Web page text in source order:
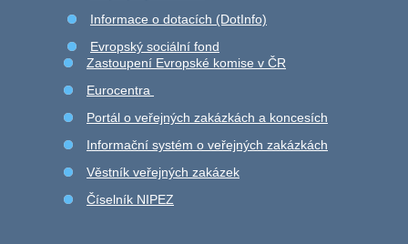
Informace o dotacích (DotInfo)
Evropský sociální fond
Zastoupení Evropské komise v ČR
Eurocentra
Portál o veřejných zakázkách a koncesích
Informační systém o veřejných zakázkách
Věstník veřejných zakázek
Číselník NIPEZ